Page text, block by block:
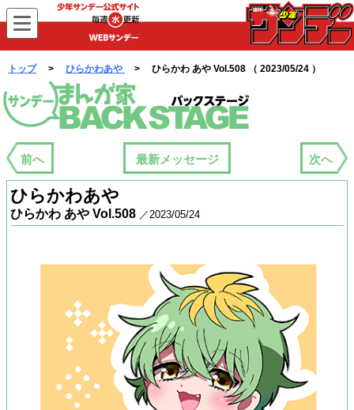
WEBサンデー
トップ> ひらかわあや > ひらかわ あや Vol.508 （ 2023/05/24 ）
まんが家バックステージ
前へ 最新メッセージ 次へ
ひらかわあや
ひらかわ あや Vol.508 ／2023/05/24